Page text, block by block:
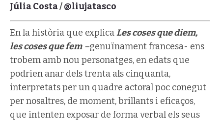
Júlia Costa/@liujatasco
En la història que explicaLes coses que diem,
les coses que fem–genuïnament francesa- ens
trobem amb nou personatges, en edats que
podrien anar dels trenta als cinquanta,
interpretats per un quadre actoral poc conegut
per nosaltres, de moment, brillants i eficaços,
que intenten exposar de forma verbal els seus